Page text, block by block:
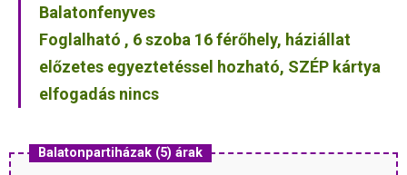
Balatonfenyves
Foglalható , 6 szoba 16 férőhely, háziállat
előzetes egyeztetéssel hozható, SZÉP kártya
elfogadás nincs
Balatonpartiházak (5) árak